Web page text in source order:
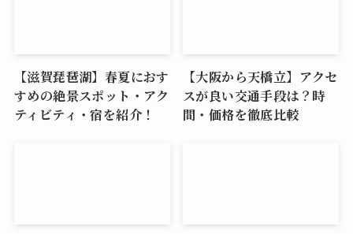
【滋賀琵琶湖】春夏におす
すめの絶景スポット・アク
ティビティ・宿を紹介！
【大阪から天橋立】アクセ
スが良い交通手段は？時
間・価格を徹底比較